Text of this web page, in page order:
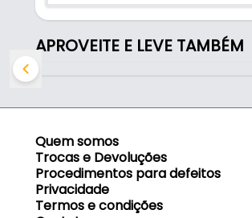
APROVEITE E LEVE TAMBÉM
Quem somos
Trocas e Devoluções
Procedimentos para defeitos
Privacidade
Termos e condições